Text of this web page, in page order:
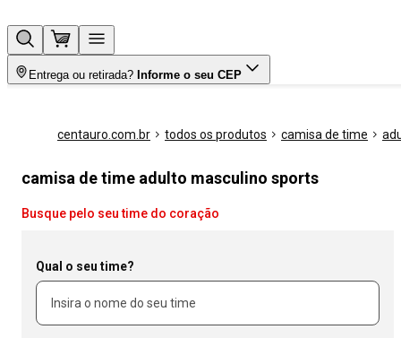
Entrega ou retirada? Informe o seu CEP
centauro.com.br todos os produtos camisa de time
camisa de time adulto masculino sports
Busque pelo seu time do coração
Qual o seu time?